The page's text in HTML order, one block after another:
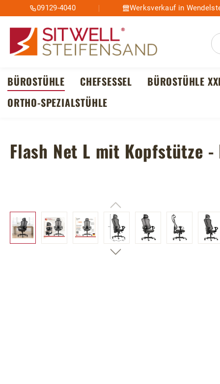
Hauptinhalt springen
Zur Suche springen
Zur Hauptnavigation springen
09129-4040 Werksverkauf in
BÜROSTÜHLE CHEFSESSEL
BÜROSTÜHLE
ORTHO-SPEZIALSTÜHLE
Flash Net L mit Kopfstütze
Bildergalerie überspringen